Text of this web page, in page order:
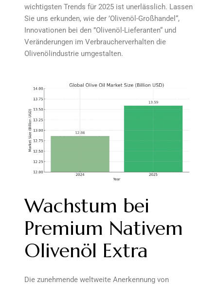
wichtigsten Trends für 2025 ist unerlässlich. Lassen
Sie uns erkunden, wie der ’Olivenöl-Großhandel“,
Innovationen bei den ”Olivenöl-Lieferanten“ und
Veränderungen im Verbraucherverhalten die
Olivenölindustrie umgestalten.
Wachstum bei
Premium Nativem
Olivenöl Extra
Die zunehmende weltweite Anerkennung von